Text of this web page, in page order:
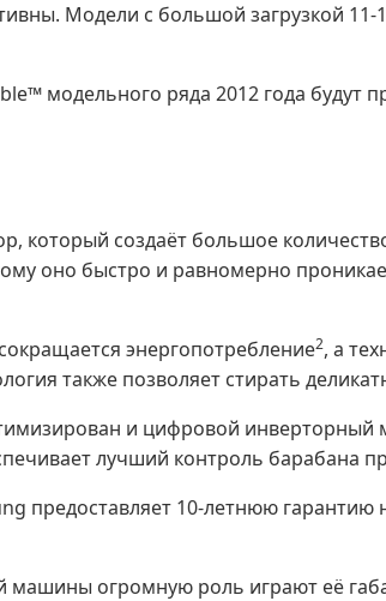
Модели с большой загрузкой 11-
модельного ряда 2012 года будут
который создаёт большое
оно быстро и равномерно
энергопотребление2, а
также позволяет стирать
и цифровой
лучший контроль барабана
предоставляет 10-летнюю
машины огромную роль играют её